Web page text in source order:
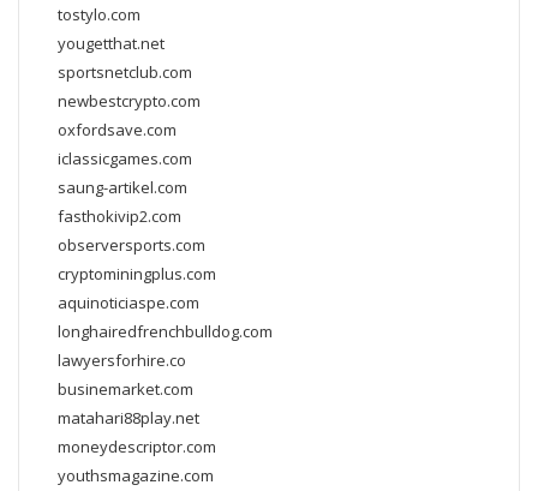
tostylo.com
yougetthat.net
sportsnetclub.com
newbestcrypto.com
oxfordsave.com
iclassicgames.com
saung-artikel.com
fasthokivip2.com
observersports.com
cryptominingplus.com
aquinoticiaspe.com
longhairedfrenchbulldog.com
lawyersforhire.co
businemarket.com
matahari88play.net
moneydescriptor.com
youthsmagazine.com